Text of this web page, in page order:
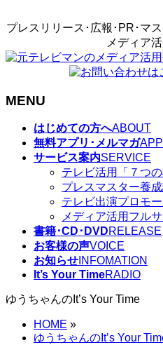
プレスリリース･広報･PR･マ
メディア
MENU
はじめての方へABOUT
無料アプリ･メルマガ
サービス案内SERVICE
テレビ活用「７つ
プレスマスター養
テレビ出演プロモ
メディア活用フル
書籍･CD･DVDRELEASE
お客様の声VOICE
お知らせ INFOMATION
It’s Your TimeRADIO
ゆうちゃんのIt’s Your Time
HOME »
ゆうちゃんのIt’s Your